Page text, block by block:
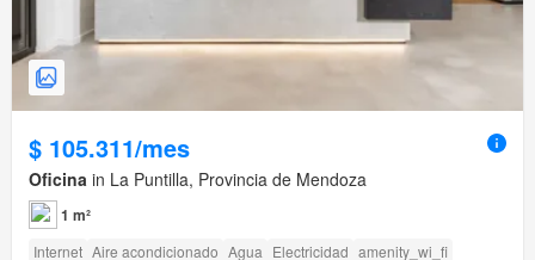
$ 105.311/mes
Oficina in La Puntilla, Provincia de Mendoza
1 m²
Internet Aire acondicionado Agua Electricidad amenity_wi_fi